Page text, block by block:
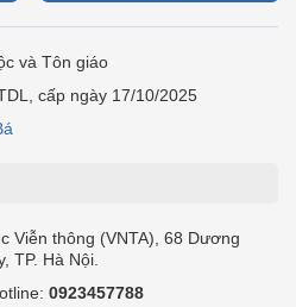
và Tôn giáo
cấp ngày 17/10/2025
Viễn thông (VNTA), 68 Dương
TP. Hà Nội.
0923457788